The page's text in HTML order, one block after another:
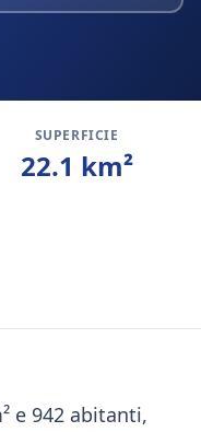
SUPERFICIE
22.1 km²
e 942 abitanti,